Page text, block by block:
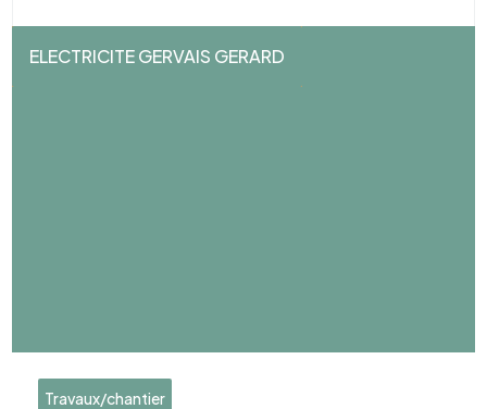
ELECTRICITE GERVAIS GERARD
Travaux/chantier